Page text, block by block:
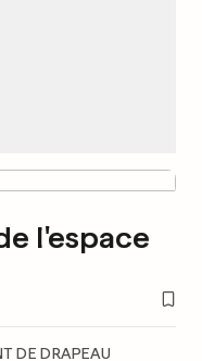
l'espace
DE DRAPEAU